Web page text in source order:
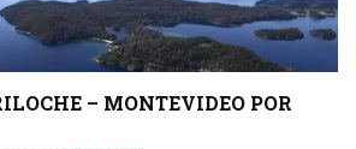
– MONTEVIDEO POR